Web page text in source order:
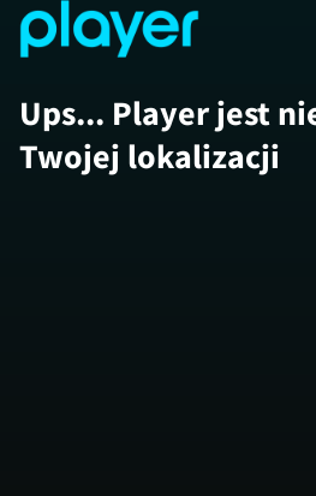
Ups... Player jest
Twojej lokalizacji